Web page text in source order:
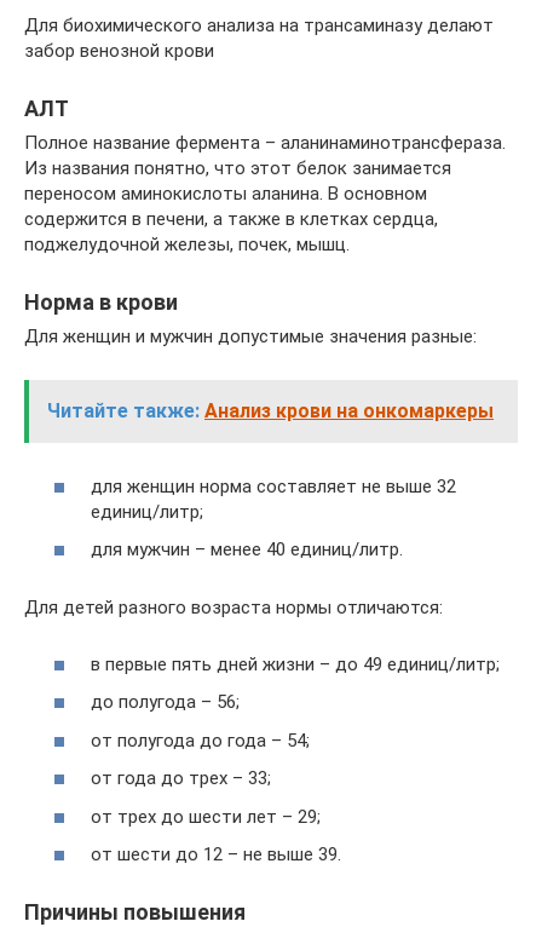
Для биохимического анализа на трансаминазу делают
забор венозной крови
АЛТ
Полное название фермента – аланинаминотрансфераза.
Из названия понятно, что этот белок занимается
переносом аминокислоты аланина. В основном
содержится в печени, а также в клетках сердца,
поджелудочной железы, почек, мышц.
Норма в крови
Для женщин и мужчин допустимые значения разные:
Читайте также: Анализ крови на онкомаркеры
для женщин норма составляет не выше 32
единиц/литр;
для мужчин – менее 40 единиц/литр.
Для детей разного возраста нормы отличаются:
в первые пять дней жизни – до 49 единиц/литр;
до полугода – 56;
от полугода до года – 54;
от года до трех – 33;
от трех до шести лет – 29;
от шести до 12 – не выше 39.
Причины повышения